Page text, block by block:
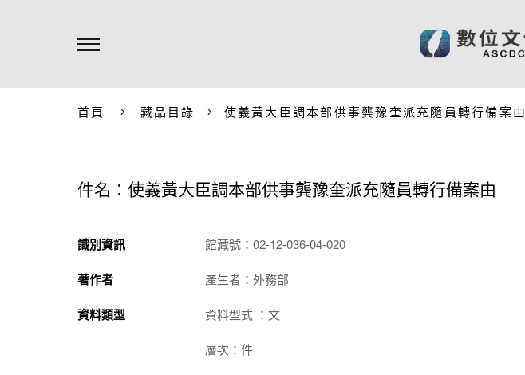
首頁 藏品目錄 使義黃大臣調本部供事龔豫奎派充隨員轉行備案由
件名：使義黃大臣調本部供事龔豫奎派充隨員轉行備案由
識別資訊 館藏號：02-12-036-04-020
著作者 產生者：外務部
資料類型 資料型式 ：文
層次：件